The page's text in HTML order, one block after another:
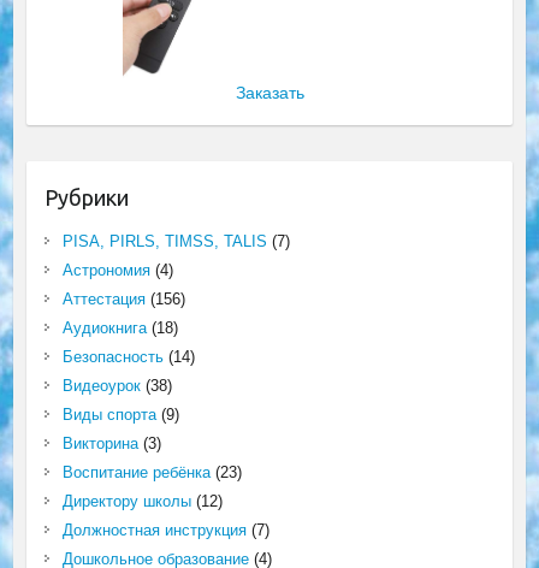
Заказать
Рубрики
PISA, PIRLS, TIMSS, TALIS (7)
Астрономия(4)
Аттестация(156)
Аудиокнига(18)
Безопасность(14)
Видеоурок(38)
Виды спорта(9)
Викторина(3)
Воспитание ребёнка(23)
Директору школы(12)
Должностная инструкция(7)
Дошкольное образование(4)